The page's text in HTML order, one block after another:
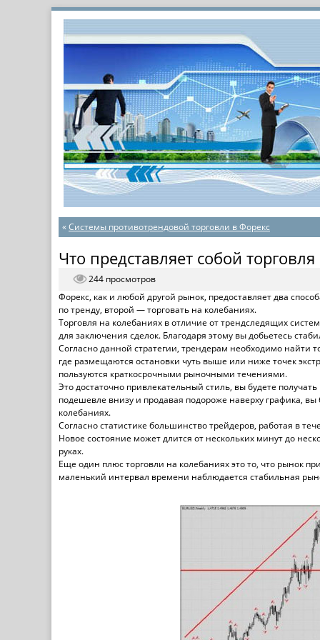
«Системы противотрендовой торговли в Форекс
Что представляет собой
244 просмотров
Форекс, как и любой другой рынок, предоставляет два
по тренду, второй — торговать на колебаниях.
Торговля на колебаниях в отличие от трендследящих
для заключения сделок. Благодаря этому вы добьетесь
Согласно данной стратегии, трендерам необходимо найти
где размещаются остановки чуть выше или ниже точек
пользуются краткосрочными рыночными течениями.
Это достаточно привлекательный стиль, вы будете
подешевле внизу и продавая подороже наверху графика,
колебаниях.
Согласно статистике большинство трейдеров, работая в
Новое состояние может длится от нескольких минут до
руках.
Еще один плюс торговли на колебаниях это то, что рынок
маленький интервал времени наблюдается стабильная